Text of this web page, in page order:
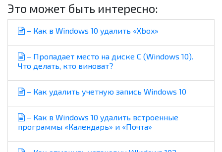
Это может быть интересно:
– Как в Windows 10 удалить «Xbox»
– Пропадает место на диске C (Windows 10).
Что делать, кто виноват?
– Как удалить учетную запись Windows 10
– Как в Windows 10 удалить встроенные
программы «Календарь» и «Почта»